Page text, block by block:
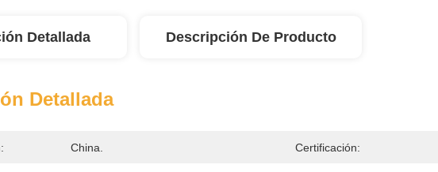
Detallada Descripción De Producto
Detallada
China. Certificación: